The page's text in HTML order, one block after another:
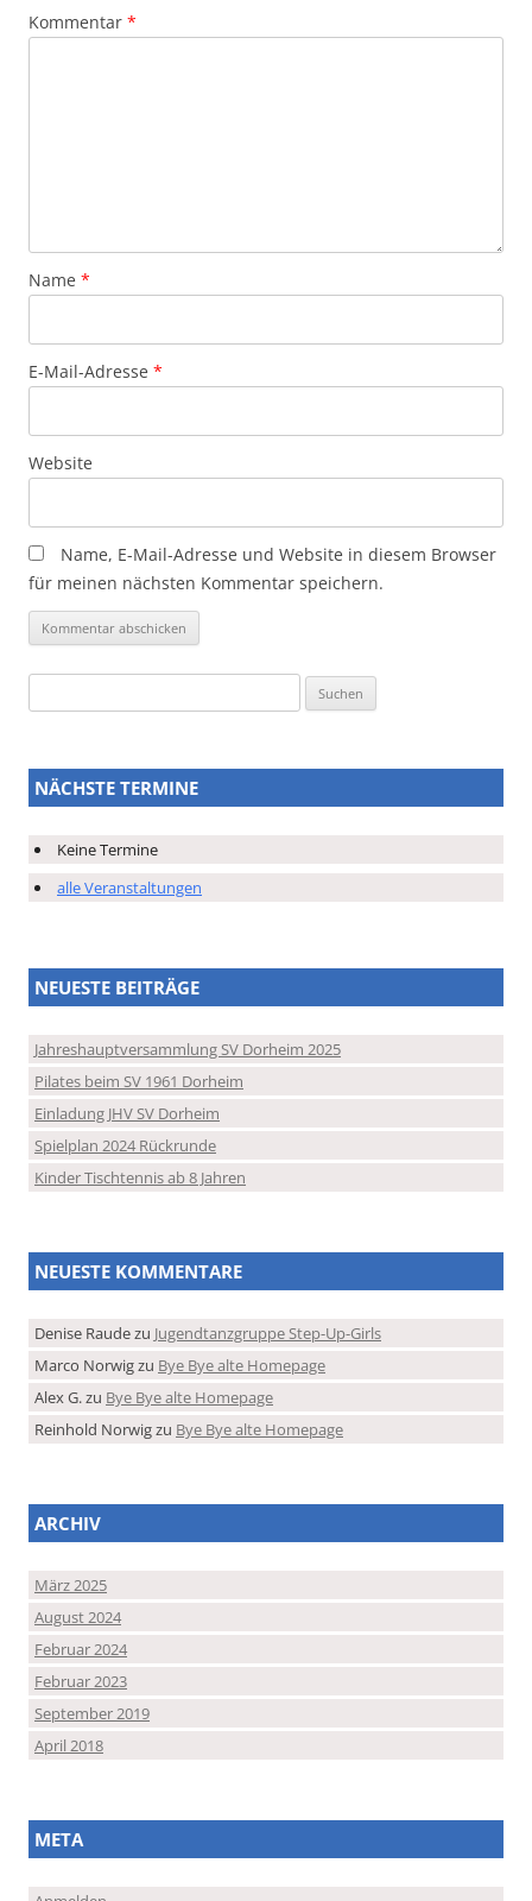
Kommentar *
Name *
E-Mail-Adresse *
Website
Name, E-Mail-Adresse und Website in diesem Browser
für meinen nächsten Kommentar speichern.
nach:
NÄCHSTE TERMINE
Keine Termine
alle Veranstaltungen
NEUESTE BEITRÄGE
Jahreshauptversammlung SV Dorheim 2025
Pilates beim SV 1961 Dorheim
Einladung JHV SV Dorheim
Spielplan 2024 Rückrunde
Kinder Tischtennis ab 8 Jahren
NEUESTE KOMMENTARE
Denise Raudezu Jugendtanzgruppe Step-Up-Girls
Marco Norwigzu Bye Bye alte Homepage
Alex G.zu Bye Bye alte Homepage
Reinhold Norwigzu Bye Bye alte Homepage
ARCHIV
März 2025
August 2024
Februar 2024
Februar 2023
September 2019
April 2018
META